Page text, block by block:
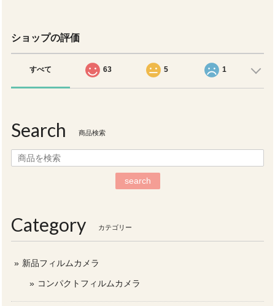
ショップの評価
すべて 63 5 1
Search 商品検索
search
Category カテゴリー
新品フィルムカメラ
コンパクトフィルムカメラ